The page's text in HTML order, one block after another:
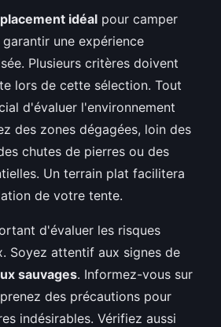
idéal pour camper
une expérience
Plusieurs critères doivent
lors de cette sélection. Tout
d'évaluer l'environnement
des zones dégagées, loin des
chutes de pierres ou des
Un terrain plat facilitera
de votre tente.
d'évaluer les risques
Soyez attentif aux signes de
sauvages. Informez-vous sur
des précautions pour
indésirables. Vérifiez aussi